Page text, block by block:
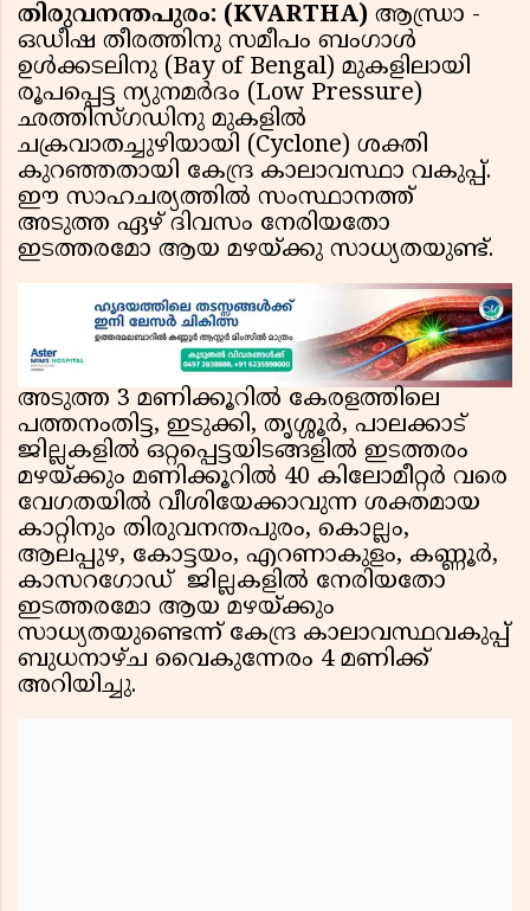
തിരുവനന്തപുരം: (KVARTHA) ആന്ധ്രാ -
ഒഡീഷ തീരത്തിനു സമീപം ബംഗാള്‍
ഉള്‍ക്കടലിനു (Bay of Bengal) മുകളിലായി
രൂപപ്പെട്ട ന്യുനമര്‍ദം (Low Pressure)
ഛത്തിസ്ഗഡിനു മുകളില്‍
ചക്രവാതച്ചുഴിയായി (Cyclone) ശക്തി
കുറഞ്ഞതായി കേന്ദ്ര കാലാവസ്ഥാ വകുപ്പ്.
ഈ സാഹചര്യത്തില്‍ സംസ്ഥാനത്ത്
അടുത്ത ഏഴ് ദിവസം നേരിയതോ
ഇടത്തരമോ ആയ മഴയ്ക്കു സാധ്യതയുണ്ട്.
അടുത്ത 3 മണിക്കൂറില്‍ കേരളത്തിലെ
പത്തനംതിട്ട, ഇടുക്കി, തൃശ്ശൂര്‍, പാലക്കാട്
ജില്ലകളില്‍ ഒറ്റപ്പെട്ടയിടങ്ങളില്‍ ഇടത്തരം
മഴയ്ക്കും മണിക്കൂറില്‍ 40 കിലോമീറ്റര്‍ വരെ
വേഗതയില്‍ വീശിയേക്കാവുന്ന ശക്തമായ
കാറ്റിനും തിരുവനന്തപുരം, കൊല്ലം,
ആലപ്പുഴ, കോട്ടയം, എറണാകുളം, കണ്ണൂര്‍,
കാസറഗോഡ് ജില്ലകളില്‍ നേരിയതോ
ഇടത്തരമോ ആയ മഴയ്ക്കും
സാധ്യതയുണ്ടെന്ന് കേന്ദ്ര കാലാവസ്ഥവകുപ്പ്
ബുധനാഴ്ച വൈകുന്നേരം 4 മണിക്ക്
അറിയിച്ചു.